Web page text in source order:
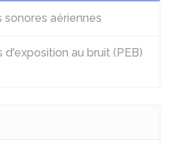
sonores aériennes
d'exposition au bruit (PEB)